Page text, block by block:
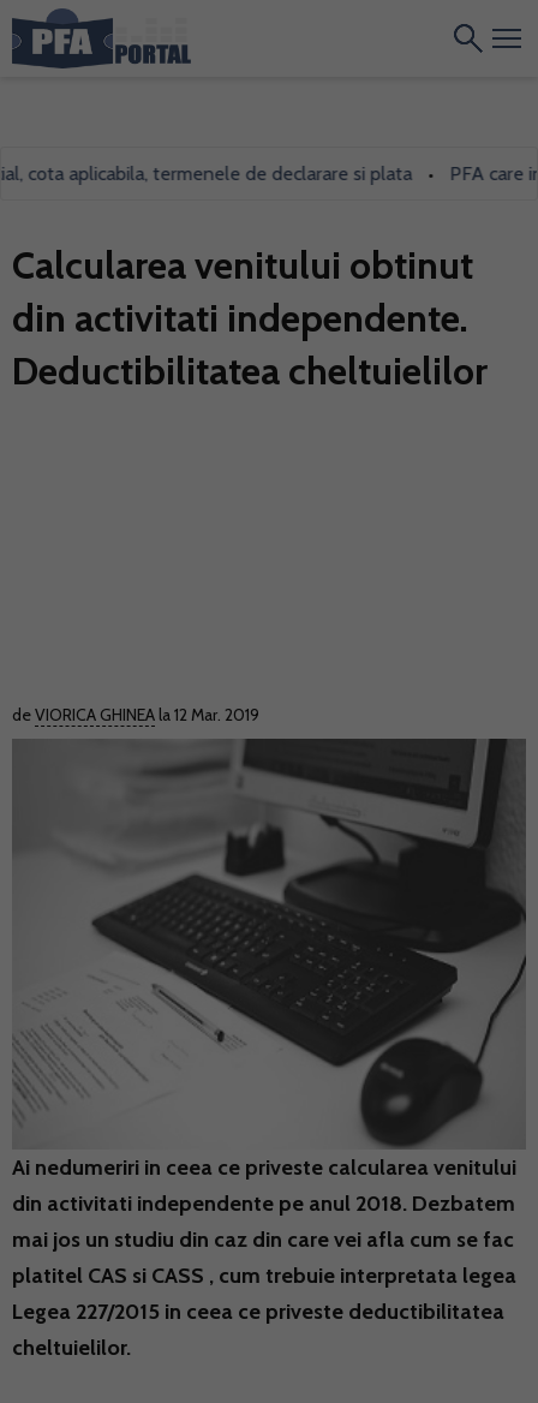
aplicabila, termenele de declarare si plata • PFA care
Calcularea venitului obtinut
din activitati independente.
Deductibilitatea cheltuielilor
deVIORICA GHINEA la 12 Mar. 2019
Ai nedumeriri in ceea ce priveste calcularea venitului
din activitati independente pe anul 2018. Dezbatem
mai jos un studiu din caz din care vei afla cum se fac
platitel CAS si CASS , cum trebuie interpretata legea
Legea 227/2015 in ceea ce priveste deductibilitatea
cheltuielilor.